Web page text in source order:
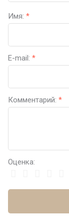
Имя: *
E-mail: *
Комментарий: *
Оценка: